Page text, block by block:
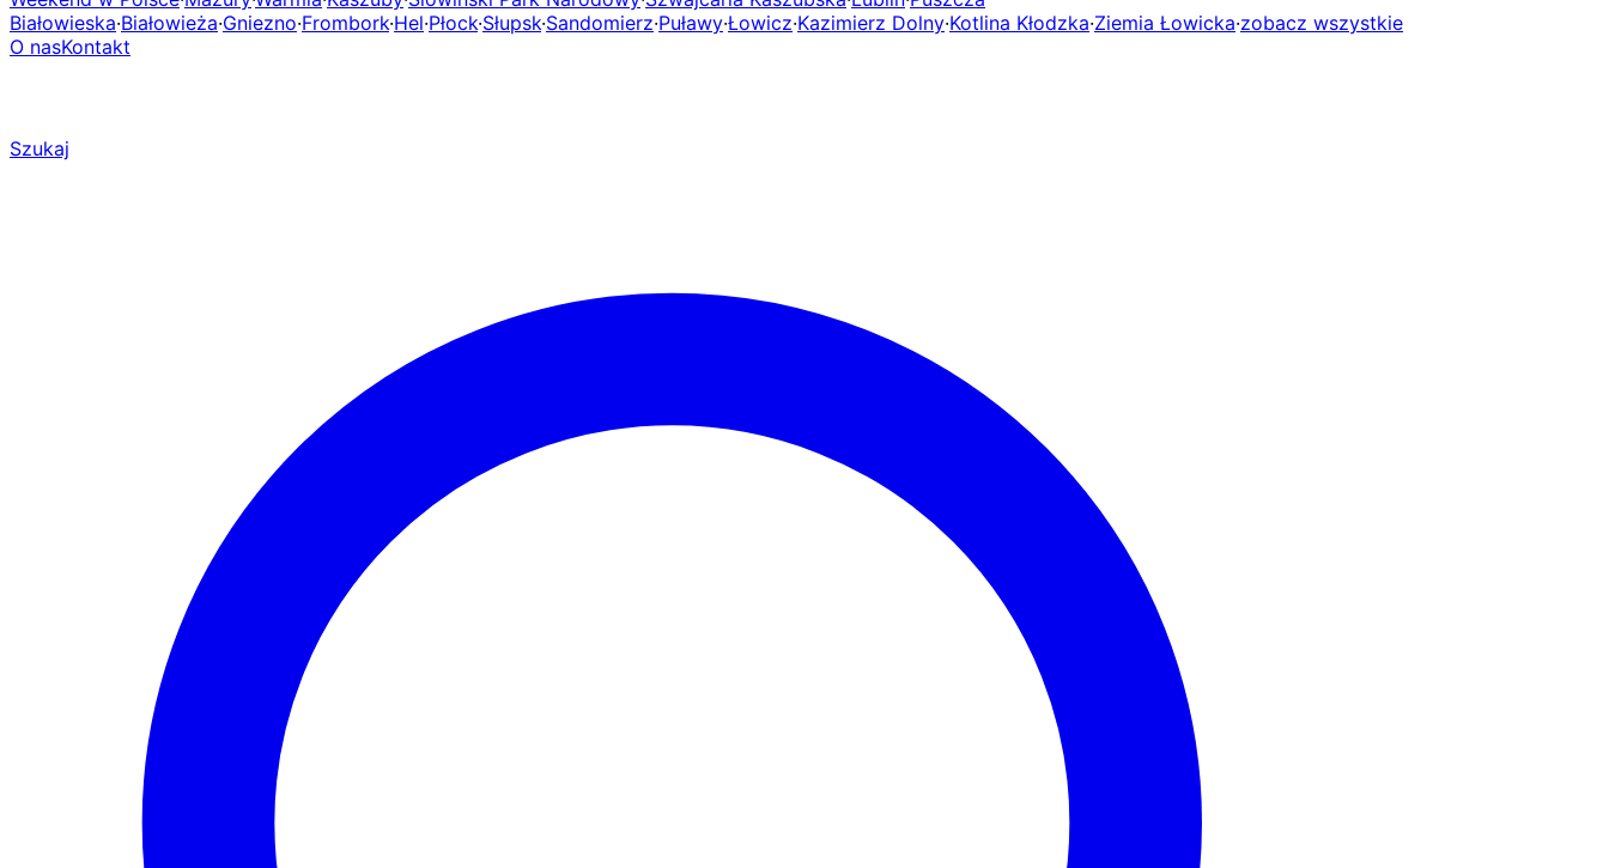
Białowieska·Białowieża·Gniezno·Frombork·Hel·Płock·Słupsk·Sandomierz·Puławy·Łowicz·Kazimierz Dolny·Kotlina Kłodzka·Ziemia Łowicka·zobacz wszystkie
O nasKontakt
Szukaj